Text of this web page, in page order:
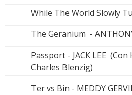
While The World Slowly
The Geranium -
Passport - JACK LEE
Charles Blenzig)
Ter vs Bin - MEDDY